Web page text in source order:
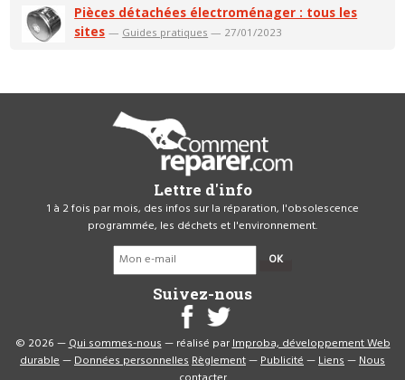
Pièces détachées électroménager : tous les
sites — Guides pratiques — 27/01/2023
Lettre d'info
1 à 2 fois par mois, des infos sur la réparation, l'obsolescence
programmée, les déchets et l'environnement.
OK
Suivez-nous
© 2026 —Qui sommes-nous— réalisé parImproba, développement Web
durable—Données personnellesRèglement—Publicité—Liens—Nous